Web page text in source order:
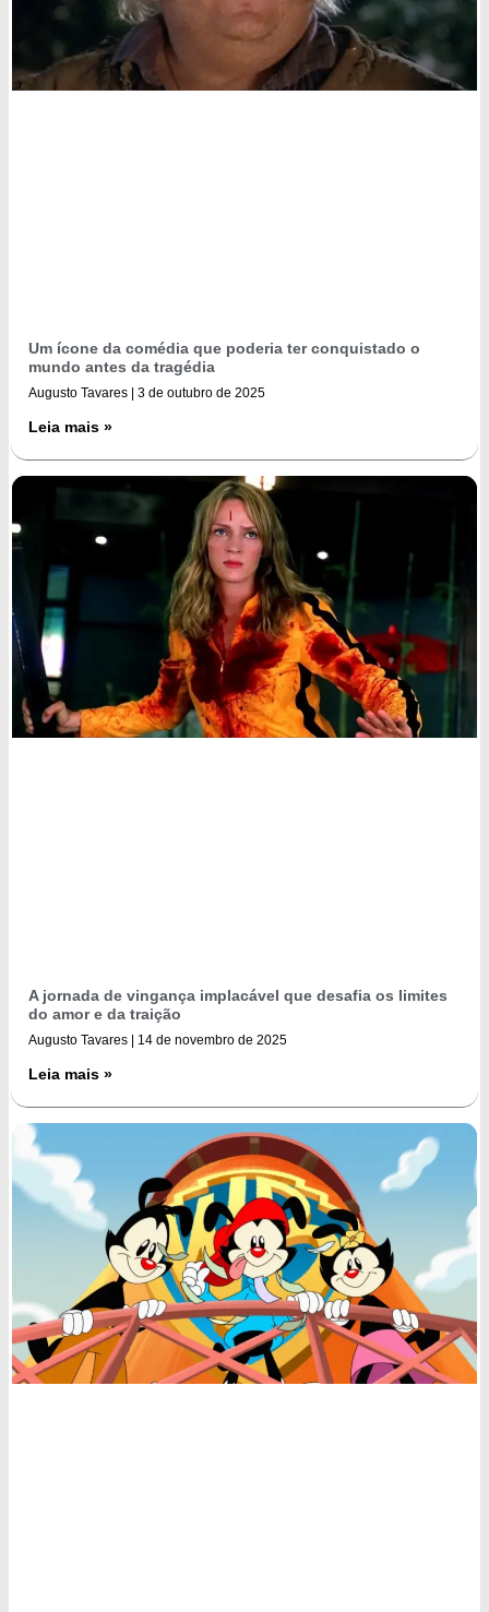
Um ícone da comédia que poderia ter conquistado o
mundo antes da tragédia
Augusto Tavares 3 de outubro de 2025
Leia mais »
A jornada de vingança implacável que desafia os limites
do amor e da traição
Augusto Tavares 14 de novembro de 2025
Leia mais »